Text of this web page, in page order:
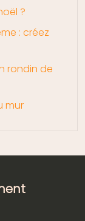
?
: créez
rondin de
mur